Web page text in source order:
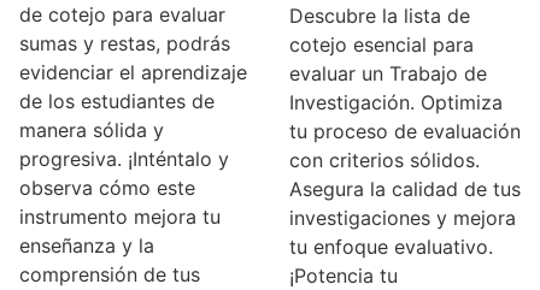
de cotejo para evaluar
sumas y restas, podrás
evidenciar el aprendizaje
de los estudiantes de
manera sólida y
progresiva. ¡Inténtalo y
observa cómo este
instrumento mejora tu
enseñanza y la
comprensión de tus
Descubre la lista de
cotejo esencial para
evaluar un Trabajo de
Investigación. Optimiza
tu proceso de evaluación
con criterios sólidos.
Asegura la calidad de tus
investigaciones y mejora
tu enfoque evaluativo.
¡Potencia tu